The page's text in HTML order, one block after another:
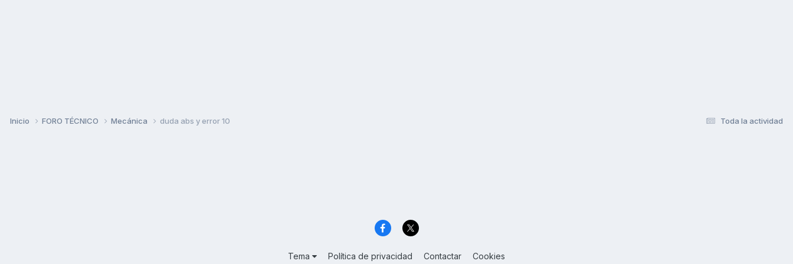
Toda la actividad
Inicio FORO TÉCNICO Mecánica duda abs y error 10
Tema Política de privacidad Contactar Cookies